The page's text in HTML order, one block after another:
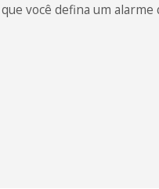
você defina um alarme